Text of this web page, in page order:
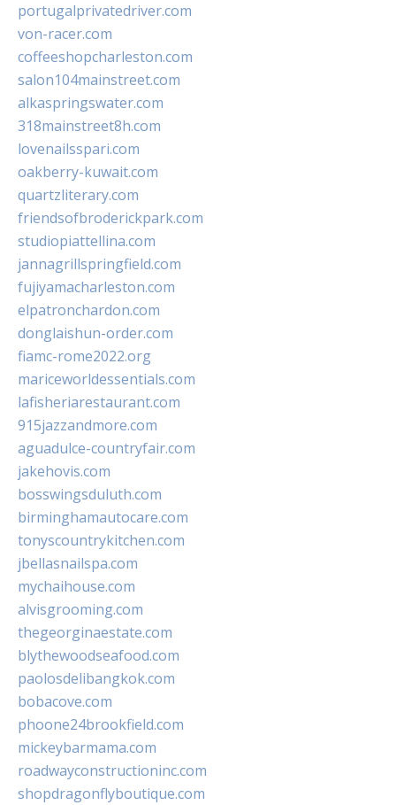
portugalprivatedriver.com
von-racer.com
coffeeshopcharleston.com
salon104mainstreet.com
alkaspringswater.com
318mainstreet8h.com
lovenailsspari.com
oakberry-kuwait.com
quartzliterary.com
friendsofbroderickpark.com
studiopiattellina.com
jannagrillspringfield.com
fujiyamacharleston.com
elpatronchardon.com
donglaishun-order.com
fiamc-rome2022.org
mariceworldessentials.com
lafisheriarestaurant.com
915jazzandmore.com
aguadulce-countryfair.com
jakehovis.com
bosswingsduluth.com
birminghamautocare.com
tonyscountrykitchen.com
jbellasnailspa.com
mychaihouse.com
alvisgrooming.com
thegeorginaestate.com
blythewoodseafood.com
paolosdelibangkok.com
bobacove.com
phoone24brookfield.com
mickeybarmama.com
roadwayconstructioninc.com
shopdragonflyboutique.com